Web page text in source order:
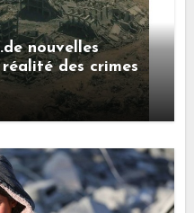
nouvelles
des crimes